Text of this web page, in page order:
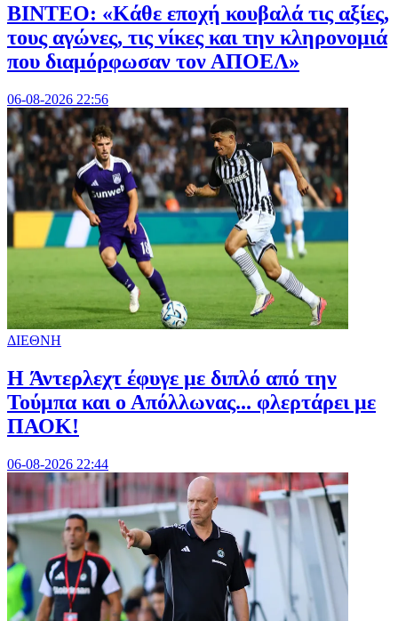
ΒΙΝΤΕΟ: «Κάθε εποχή κουβαλά τις αξίες,
τους αγώνες, τις νίκες και την κληρονομιά
που διαμόρφωσαν τον ΑΠΟΕΛ»
06-08-2026 22:56
ΔΙΕΘΝΗ
H Άντερλεχτ έφυγε με διπλό από την
Τούμπα και ο Απόλλωνας... φλερτάρει με
ΠΑΟΚ!
06-08-2026 22:44